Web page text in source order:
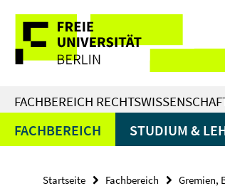
direkt
Inhalt
Service-
Navigation
FACHBEREICH
FACHBEREICH STUDIUM &
Startseite Fachbereich Gremien,